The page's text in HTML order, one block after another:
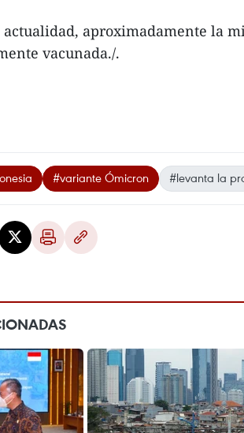
actualidad, aproximadamente la
vacunada./.
#variante Ómicron #levanta la